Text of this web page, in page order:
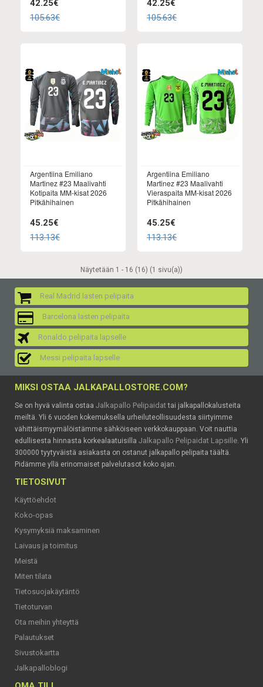
42.25€
105.63€
42.25€
105.63€
Argentiina Emiliano
Martinez #23 Maalivahti
Kotipaita MM-kisat 2026
Pitkähihainen
45.25€
113.13€
Argentiina Emiliano
Martinez #23 Maalivahti
Vieraspaita MM-kisat 2026
Pitkähihainen
45.25€
113.13€
Näytetään 1 - 16 (16) (1 sivu(a))
Real Madrid lasten pelipaita
Barcelona lasten pelipaita
Ronaldo pelipaita lapselle
Messi pelipaita lapselle
MIKSI OSTAA JALKAPALLOSTORE.COM?
Se on hyvä valinta ostaa Jalkapallo Pelipaidattai jalkapallokalusteita
meiltä. Yli 6 vuoden kokemuksella urheiluteollisuudesta siirtyimme
vähittäismyymälöistämme sähköiseen verkkokauppaan. Voit nauttia
edullisesta hinnasta korkealaatuisilla Jalkapallo Pelipaidat Lapsille . Yli
300000 tyytyväistä asiakasta on ostanut jalkapallo pelipaita täältä.
Pidämme yllä erinomaiset palvelutasot koko ajan.
TIETOSIVUT
Käyttöehdot
Koko-opas
Kysymyksiä maksaminen
Laivaus ja toimitus
Meistä
Miten tilata
Tietosuojakäytäntö
Tietoturvan
Ota meihin yhteyttä
Palautukset
Sivustokartta
Jalkapalloblogi